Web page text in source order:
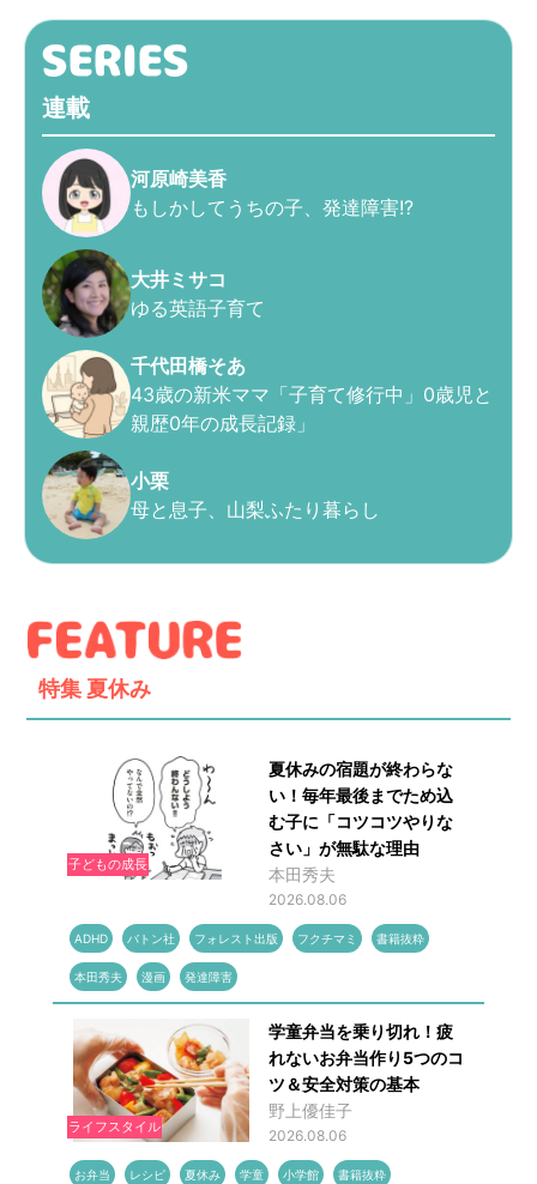
連載
河原崎美香
もしかしてうちの子、発達障害!?
大井ミサコ
ゆる英語子育て
千代田橋そあ
43歳の新米ママ「子育て修行中」0歳児と
親歴0年の成長記録」
小栗
母と息子、山梨ふたり暮らし
特集 夏休み
子どもの成長
夏休みの宿題が終わらな
い！毎年最後までため込
む子に「コツコツやりな
さい」が無駄な理由
本田秀夫
2026.08.06
ADHD バトン社 フォレスト出版 フクチマミ 書籍抜粋
本田秀夫 漫画 発達障害
ライフスタイル
学童弁当を乗り切れ！疲
れないお弁当作り5つのコ
ツ＆安全対策の基本
野上優佳子
2026.08.06
お弁当 レシピ 夏休み 学童 小学館 書籍抜粋